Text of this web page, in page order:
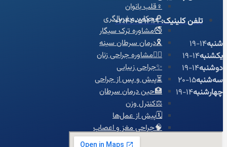
♀️قلب بانوان
🔎چکاپ و غربالگری
🚭مشاوره ترک سیگار
🎗️درمان سرطان سینه
👩‍⚕️مشاوره جراحی زنان
✨جراحی زیبایی
⏳پیش و پس از جراحی
🏥حین درمان سرطان
⚖️کنترل وزن
🗓️پیش از عمل‌ها
🧠جراحی مغز و اعصاب
👴🏻قلب سالمندان
تلفن کلینیک:۰۲۱۴۴۰۵۹۴۹۹
شنبه14-19
یکشنبه14-19
دوشنبه14-19
سه‌شنبه15-20
چهارشنبه14-19